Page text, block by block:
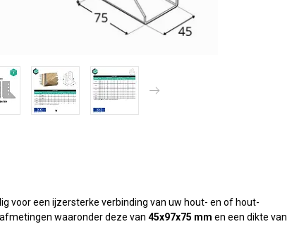
voor een ijzersterke verbinding van uw hout- en of hout-
waaronder deze van 45x97x75 mm en een dikte van